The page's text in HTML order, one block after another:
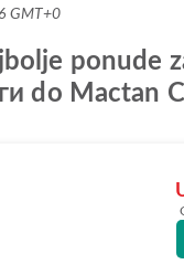
GMT+0
ponude
do Mactan